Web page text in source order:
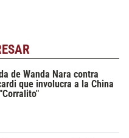
de Wanda Nara contra
que involucra a la China